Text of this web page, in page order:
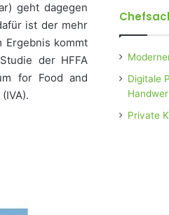
geht dagegen
ist der mehr
Ergebnis kommt
der HFFA
for Food and
Digitale
Private